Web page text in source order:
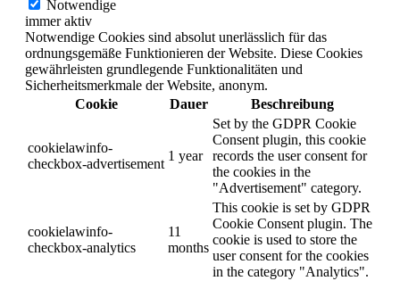
Notwendige
immer aktiv
Notwendige Cookies sind absolut unerlässlich für das
ordnungsgemäße Funktionieren der Website. Diese Cookies
gewährleisten grundlegende Funktionalitäten und
Sicherheitsmerkmale der Website, anonym.
Cookie
Dauer Beschreibung
cookielawinfo-
checkbox-advertisement
1 year
Set by the GDPR Cookie
Consent plugin, this cookie
records the user consent for
the cookies in the
"Advertisement" category.
cookielawinfo-
checkbox-analytics
11
months
This cookie is set by GDPR
Cookie Consent plugin. The
cookie is used to store the
user consent for the cookies
in the category "Analytics".